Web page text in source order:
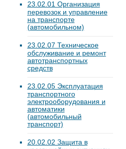
23.02.01 Организация
перевозок и управление
на транспорте
(автомобильном)
23.02.07 Техническое
обслуживание и ремонт
автотранспортных
средств
23.02.05 Эксплуатация
транспортного
электрооборудования и
автоматики
(автомобильный
транспорт)
20.02.02 Защита в